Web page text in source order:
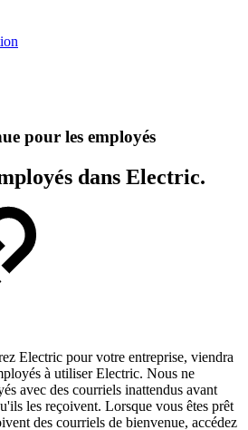
pour les employés
dans Electric.
Electric pour votre entreprise, viendra
à utiliser Electric. Nous ne
avec des courriels inattendus avant
les reçoivent. Lorsque vous êtes prêt
des courriels de bienvenue, accédez